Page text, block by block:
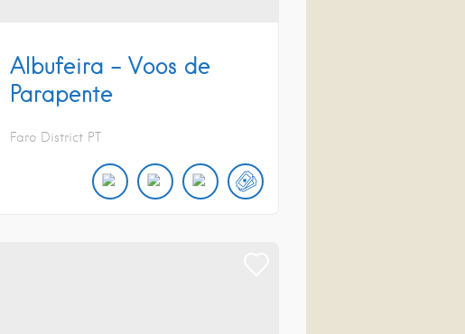
Albufeira – Voos de
Parapente
Faro District PT